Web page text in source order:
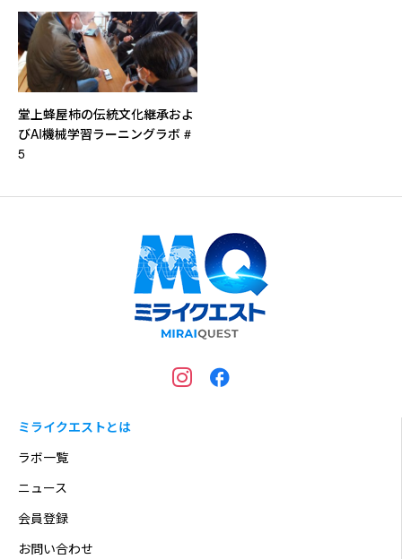
堂上蜂屋柿の伝統文化継承およ
びAI機械学習ラーニングラボ #
5
ミライクエストとは
ラボ一覧
ニュース
会員登録
お問い合わせ